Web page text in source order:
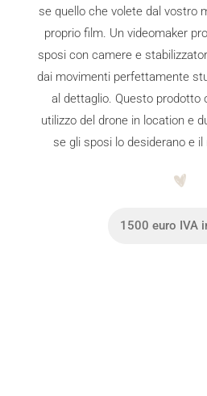
se quello che volete dal vostro
proprio film. Un videomaker
sposi con camere e
dai movimenti perfettamente
al dettaglio. Questo prodotto
utilizzo del drone in location e
se gli sposi lo desiderano e
1500 euro IVA